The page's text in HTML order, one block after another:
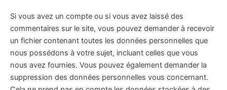
Si vous avez un compte ou si vous avez laissé des
commentaires sur le site, vous pouvez demander à recevoir
un fichier contenant toutes les données personnelles que
nous possédons à votre sujet, incluant celles que vous
nous avez fournies. Vous pouvez également demander la
suppression des données personnelles vous concernant.